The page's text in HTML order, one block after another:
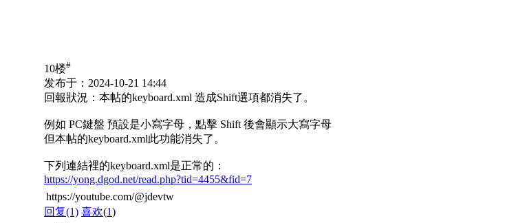
10楼#
发布于：2024-10-21 14:44
回報狀況：本帖的keyboard.xml 造成Shift選項都消失了。
例如 PC鍵盤 預設是小寫字母，點擊 Shift 後會顯示大寫字母
但本帖的keyboard.xml此功能消失了。
下列連結裡的keyboard.xml是正常的：
https://yong.dgod.net/read.php?tid=4455&fid=7
https://youtube.com/@jdevtw
回复(1) 喜欢(1)